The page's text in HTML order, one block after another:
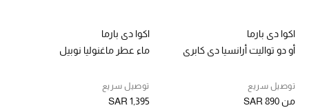
اكوا دي بارما
أو دو تواليت أرانسيا دي كابري
توصيل سريع
منSAR 890
اكوا دي بارما
ماء عطر ماغنوليا نوبيل
توصيل سريع
SAR 1,395